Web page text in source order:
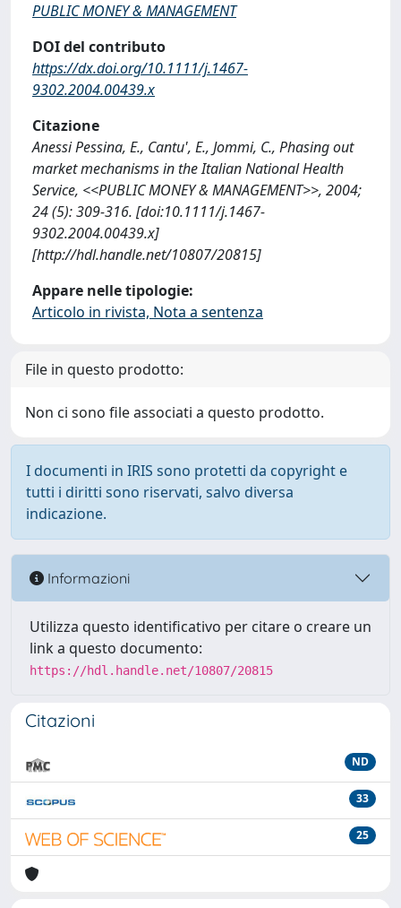
PUBLIC MONEY & MANAGEMENT
DOI del contributo
https://dx.doi.org/10.1111/j.1467-
9302.2004.00439.x
Citazione
Anessi Pessina, E., Cantu', E., Jommi, C., Phasing out
market mechanisms in the Italian National Health
Service, <<PUBLIC MONEY & MANAGEMENT>>, 2004;
24 (5): 309-316. [doi:10.1111/j.1467-
9302.2004.00439.x]
[http://hdl.handle.net/10807/20815]
Appare nelle tipologie:
Articolo in rivista, Nota a sentenza
File in questo prodotto:
Non ci sono file associati a questo prodotto.
I documenti in IRIS sono protetti da copyright e
tutti i diritti sono riservati, salvo diversa
indicazione.
Informazioni
Utilizza questo identificativo per citare o creare un
link a questo documento:
https://hdl.handle.net/10807/20815
Citazioni
ND
33
25